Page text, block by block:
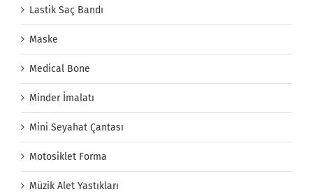
Lastik Saç Bandı
Maske
Medical Bone
Minder İmalatı
Mini Seyahat Çantası
Motosiklet Forma
Müzik Alet Yastıkları